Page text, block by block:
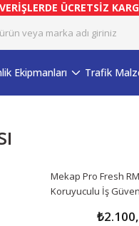
ÜCRETSİZ
Ekipmanları Trafik
Mekap Pro Fresh
Koruyuculu İş